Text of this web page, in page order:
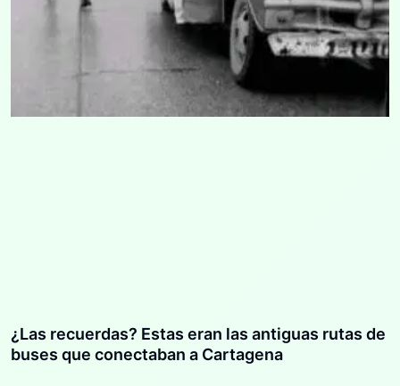
¿Las recuerdas? Estas eran las antiguas rutas de
buses que conectaban a Cartagena